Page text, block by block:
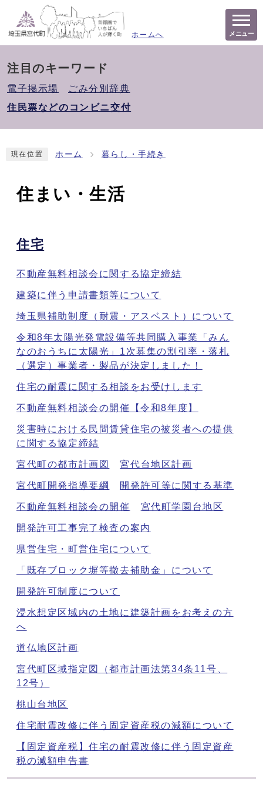
ホームへ メニュー
注目のキーワード
電子掲示場
ごみ分別辞典
住民票などのコンビニ交付
現在位置 ホーム 暮らし・手続き
住まい・生活
住宅
不動産無料相談会に関する協定締結
建築に伴う申請書類等について
埼玉県補助制度（耐震・アスベスト）について
令和8年太陽光発電設備等共同購入事業「みん
なのおうちに太陽光」1次募集の割引率・落札
（選定）事業者・製品が決定しました！
住宅の耐震に関する相談をお受けします
不動産無料相談会の開催【令和8年度】
災害時における民間賃貸住宅の被災者への提供
に関する協定締結
宮代町の都市計画図 宮代台地区計画
宮代町開発指導要綱 開発許可等に関する基準
不動産無料相談会の開催 宮代町学園台地区
開発許可工事完了検査の案内
県営住宅・町営住宅について
「既存ブロック塀等撤去補助金」について
開発許可制度について
浸水想定区域内の土地に建築計画をお考えの方
へ
道仏地区計画
宮代町区域指定図（都市計画法第34条11号、
12号）
桃山台地区
住宅耐震改修に伴う固定資産税の減額について
【固定資産税】住宅の耐震改修に伴う固定資産
税の減額申告書